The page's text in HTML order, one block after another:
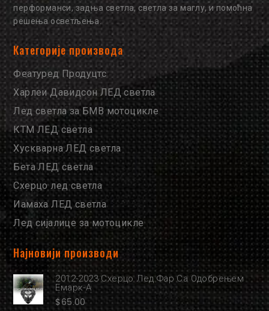
перформанси, задња светла, светла за маглу, и помоћна
решења осветљења.
Категорије производа
Феатуред Продуцтс
Харлеи Давидсон ЛЕД светла
Лед светла за БМВ мотоцикле
КТМ ЛЕД светла
Хускварна ЛЕД светла
Бета ЛЕД светла
Схерцо лед светла
Иамаха ЛЕД светла
Лед сијалице за мотоцикле
Најновији производи
2012-2023 Схерцо Лед Фар Са Одобрењем
Емарк-А
$65.00